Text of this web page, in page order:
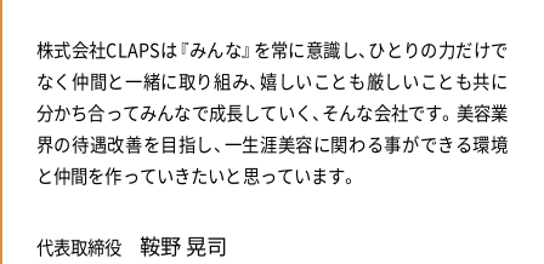
株式会社CLAPSは『みんな』を常に意識し、ひとりの力だけで
なく仲間と一緒に取り組み、嬉しいことも厳しいことも共に
分かち合ってみんなで成長していく、そんな会社です。美容業
界の待遇改善を目指し、一生涯美容に関わる事ができる環境
と仲間を作っていきたいと思っています。
代表取締役 鞍野 晃司